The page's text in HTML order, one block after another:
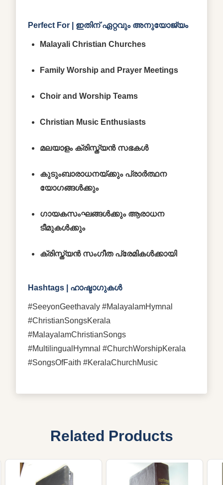
Perfect For | ഇതിന് ഏറ്റവും അനുയോജ്യം
Malayali Christian Churches
Family Worship and Prayer Meetings
Choir and Worship Teams
Christian Music Enthusiasts
മലയാളം ക്രിസ്ത്യൻ സഭകൾ
കുടുംബാരാധനയ്ക്കും പ്രാർത്ഥന
യോഗങ്ങൾക്കും
ഗായകസംഘങ്ങൾക്കും ആരാധന
ടീമുകൾക്കും
ക്രിസ്ത്യൻ സംഗീത പ്രേമികൾക്കായി
Hashtags | ഹാഷ്ടാഗുകൾ
#SeeyonGeethavaly #MalayalamHymnal
#ChristianSongsKerala
#MalayalamChristianSongs
#MultilingualHymnal #ChurchWorshipKerala
#SongsOfFaith #KeralaChurchMusic
Related Products